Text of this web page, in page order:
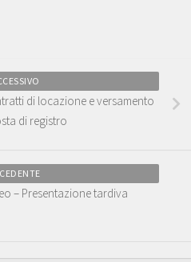
di locazione e versamento
di registro
– Presentazione tardiva